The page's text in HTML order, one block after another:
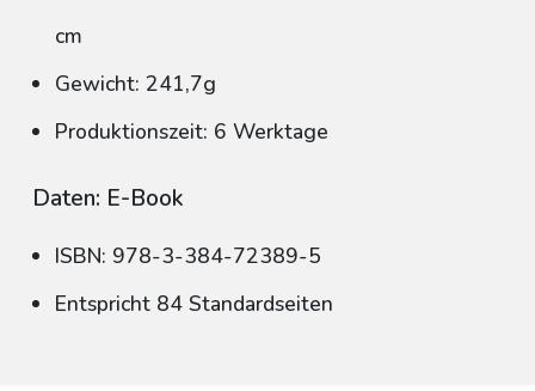
cm
Gewicht: 241,7g
Produktionszeit: 6 Werktage
Daten: E-Book
ISBN: 978-3-384-72389-5
Entspricht 84 Standardseiten